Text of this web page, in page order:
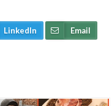
LinkedIn Email